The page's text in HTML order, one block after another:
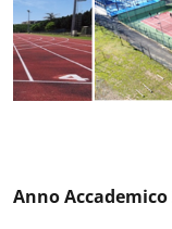
Anno Accademico